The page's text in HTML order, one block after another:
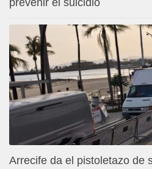
Arrecife da el pistoletazo de